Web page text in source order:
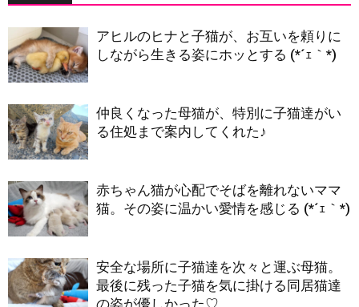
アヒルのヒナと子猫が、お互いを頼りに
しながら生きる姿にホッとする (*´ｪ｀*)
仲良くなった母猫が、特別に子猫達がい
る住処まで案内してくれた♪
赤ちゃん猫が心配でそばを離れないママ
猫。その姿に温かい愛情を感じる (*´ｪ｀*)
安全な場所に子猫達を次々と運ぶ母猫。
最後に残った子猫を気に掛ける同居猫達
の姿が優しかった♡